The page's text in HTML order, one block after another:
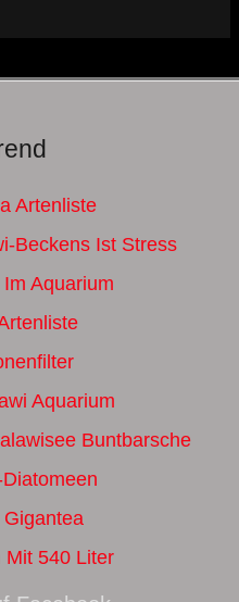
Artenliste
Beckens Ist Stress
Aquarium
Aquarium
Buntbarsche
Mit 540 Liter